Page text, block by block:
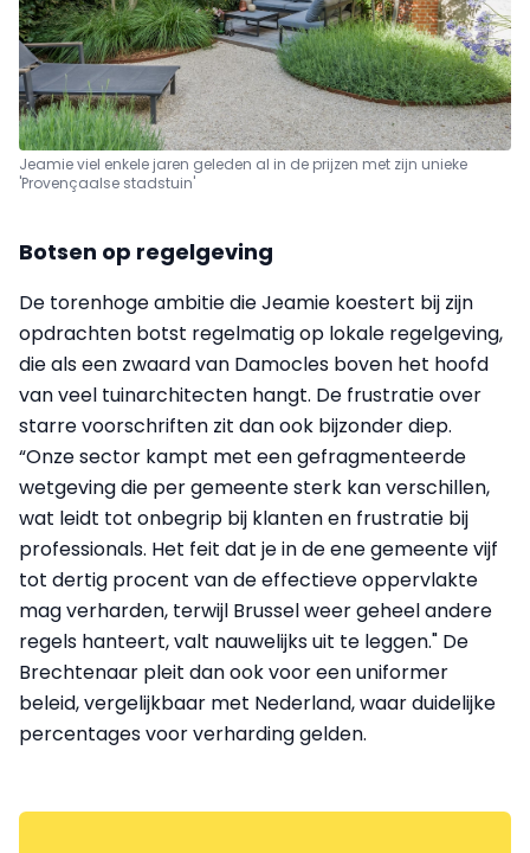
Jeamie viel enkele jaren geleden al in de prijzen met zijn unieke
'Provençaalse stadstuin'
Botsen op regelgeving
De torenhoge ambitie die Jeamie koestert bij zijn
opdrachten botst regelmatig op lokale regelgeving,
die als een zwaard van Damocles boven het hoofd
van veel tuinarchitecten hangt. De frustratie over
starre voorschriften zit dan ook bijzonder diep.
“Onze sector kampt met een gefragmenteerde
wetgeving die per gemeente sterk kan verschillen,
wat leidt tot onbegrip bij klanten en frustratie bij
professionals. Het feit dat je in de ene gemeente vijf
tot dertig procent van de effectieve oppervlakte
mag verharden, terwijl Brussel weer geheel andere
regels hanteert, valt nauwelijks uit te leggen." De
Brechtenaar pleit dan ook voor een uniformer
beleid, vergelijkbaar met Nederland, waar duidelijke
percentages voor verharding gelden.